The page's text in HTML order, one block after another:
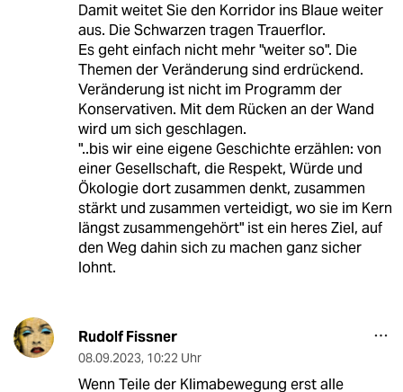
Damit weitet Sie den Korridor ins Blaue weiter
aus. Die Schwarzen tragen Trauerflor.
Es geht einfach nicht mehr "weiter so". Die
Themen der Veränderung sind erdrückend.
Veränderung ist nicht im Programm der
Konservativen. Mit dem Rücken an der Wand
wird um sich geschlagen.
"..bis wir eine eigene Geschichte erzählen: von
einer Gesellschaft, die Respekt, Würde und
Ökologie dort zusammen denkt, zusammen
stärkt und zusammen verteidigt, wo sie im Kern
längst zusammengehört" ist ein heres Ziel, auf
den Weg dahin sich zu machen ganz sicher
lohnt.
Rudolf Fissner
08.09.2023, 10:22 Uhr
Wenn Teile der Klimabewegung erst alle